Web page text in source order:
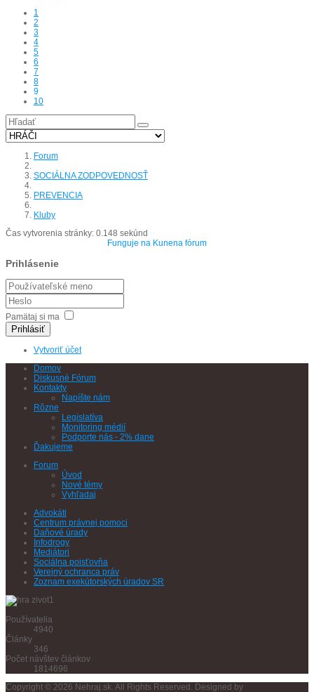
1
2
3
4
5
6
7
8
9
10
Forum
SOCIÁLNA ZODPOVEDNOSŤ
PREVENCIA
Kluby
Čas vytvorenia stránky: 0.148 sekúnd
Funguje na Kunena fórum
Prihlásenie
Pamätaj si ma
Prihlásiť
Vytvoriť účet
Domov
Diskusné Fórum
Kontakty
Napíšte nám
Rôzne
Legislatíva
Monitoring médií
Podporte nás - 2% dane
Ďakujeme
Forum
Úvod
Nové témy
Vyhľadaj
Advokáti
Centrum právnej pomoci
Daňové úrady
Infodrogy
Mediátori
Sociálna poisťovňa
Verejný ochranca práv
Zoznam exekútorských úradov SR
Používatelia
4940
Články
346
Počet návštev článkov
1814696
Copyright © 2026 Nehraj.sk. All Rights Reserved. Designed by